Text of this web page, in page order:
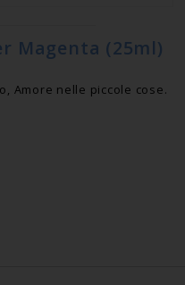
Magenta (25ml)
Amore nelle piccole cose.